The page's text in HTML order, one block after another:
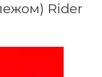
Rider